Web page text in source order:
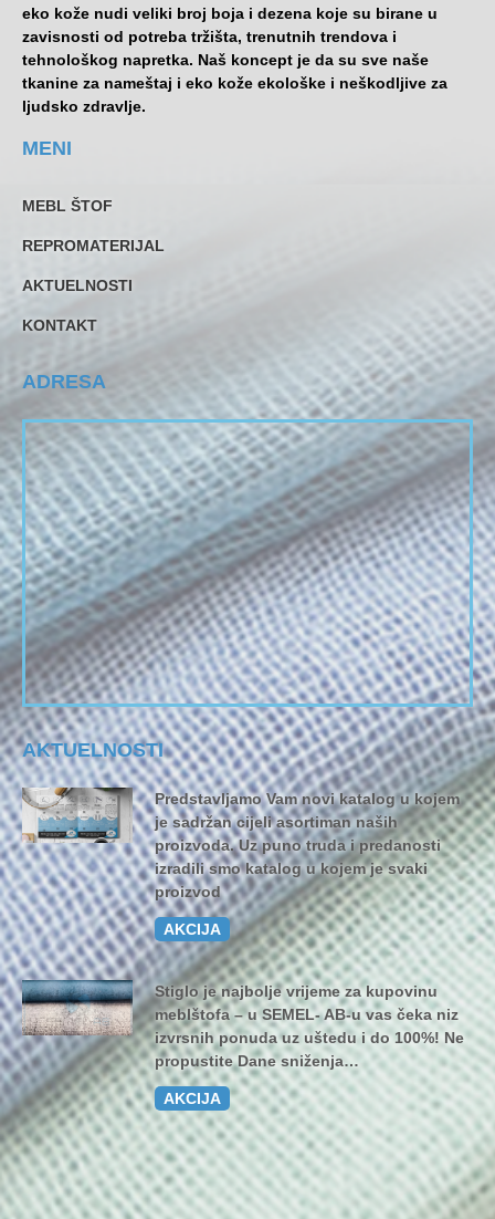
eko kože nudi veliki broj boja i dezena koje su birane u
zavisnosti od potreba tržišta, trenutnih trendova i
tehnološkog napretka. Naš koncept je da su sve naše
tkanine za nameštaj i eko kože ekološke i neškodljive za
ljudsko zdravlje.
MENI
MEBL ŠTOF
REPROMATERIJAL
AKTUELNOSTI
KONTAKT
ADRESA
AKTUELNOSTI
Predstavljamo Vam novi katalog u kojem
je sadržan cijeli asortiman naših
proizvoda. Uz puno truda i predanosti
izradili smo katalog u kojem je svaki
proizvod
AKCIJA
Stiglo je najbolje vrijeme za kupovinu
meblštofa – u SEMEL- AB-u vas čeka niz
izvrsnih ponuda uz uštedu i do 100%! Ne
propustite Dane sniženja…
AKCIJA